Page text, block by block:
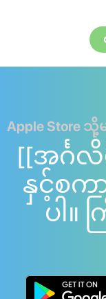
Apple Store
[[အင်္ဂလိ
နှင့်စက
ပါ။